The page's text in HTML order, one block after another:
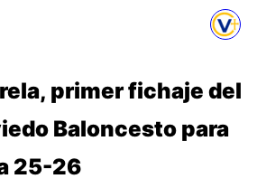
primer fichaje del
Baloncesto para
25-26